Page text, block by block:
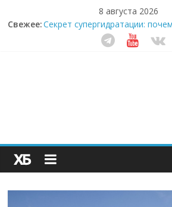
8 августа 2026
Свежее:Секрет супергидратации:
пребиотиками становится
здорового питания
сливки меняют утренний
Как простая наклейка
не забывать о самом важном